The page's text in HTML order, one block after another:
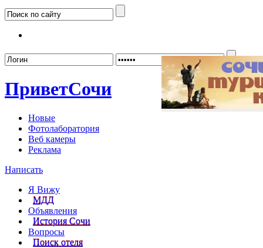
ПриветСочи
Новые
Фотолаборатория
Веб камеры
Реклама
Написать
Я Вижу
МДД
Объявления
История Сочи
Вопросы
Поиск отеля